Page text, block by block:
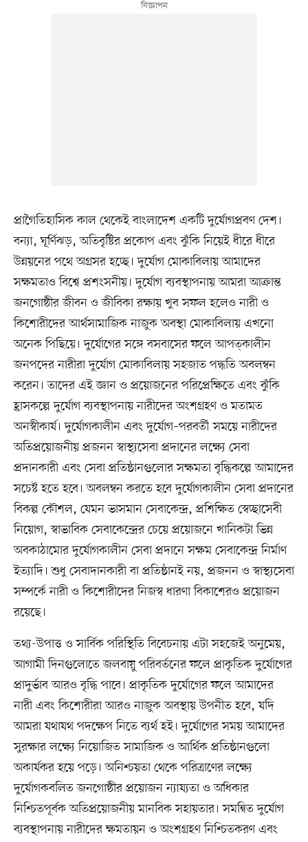
প্রাগৈতিহাসিক কাল থেকেই বাংলাদেশ একটি দুর্যোগপ্রবণ দেশ।
বন্যা, ঘূর্ণিঝড়, অতিবৃষ্টির প্রকোপ এবং ঝুঁকি নিয়েই ধীরে ধীরে
উন্নয়নের পথে অগ্রসর হচ্ছে। দুর্যোগ মোকাবিলায় আমাদের
সক্ষমতাও বিশ্বে প্রশংসনীয়। দুর্যোগ ব্যবস্থাপনায় আমরা আক্রান্ত
জনগোষ্ঠীর জীবন ও জীবিকা রক্ষায় খুব সফল হলেও নারী ও
কিশোরীদের আর্থসামাজিক নাজুক অবস্থা মোকাবিলায় এখনো
অনেক পিছিয়ে। দুর্যোগের সঙ্গে বসবাসের ফলে আপত্কালীন
জনপদের নারীরা দুর্যোগ মোকাবিলায় সহজাত পদ্ধতি অবলম্বন
করেন। তাদের এই জ্ঞান ও প্রয়োজনের পরিপ্রেক্ষিতে এবং ঝুঁকি
হ্রাসকল্পে দুর্যোগ ব্যবস্থাপনায় নারীদের অংশগ্রহণ ও মতামত
অনস্বীকার্য। দুর্যোগকালীন এবং দুর্যোগ–পরবর্তী সময়ে নারীদের
অতিপ্রয়োজনীয় প্রজনন স্বাস্থ্যসেবা প্রদানের লক্ষ্যে সেবা
প্রদানকারী এবং সেবা প্রতিষ্ঠানগুলোর সক্ষমতা বৃদ্ধিকল্পে আমাদের
সচেষ্ট হতে হবে। অবলম্বন করতে হবে দুর্যোগকালীন সেবা প্রদানের
বিকল্প কৌশল, যেমন ভাসমান সেবাকেন্দ্র, প্রশিক্ষিত স্বেচ্ছাসেবী
নিয়োগ, স্বাভাবিক সেবাকেন্দ্রের চেয়ে প্রয়োজনে খানিকটা ভিন্ন
অবকাঠামোর দুর্যোগকালীন সেবা প্রদানে সক্ষম সেবাকেন্দ্র নির্মাণ
ইত্যাদি। শুধু সেবাদানকারী বা প্রতিষ্ঠানই নয়, প্রজনন ও স্বাস্থ্যসেবা
সম্পর্কে নারী ও কিশোরীদের নিজস্ব ধারণা বিকাশেরও প্রয়োজন
রয়েছে।
তথ্য-উপাত্ত ও সার্বিক পরিস্থিতি বিবেচনায় এটা সহজেই অনুমেয়,
আগামী দিনগুলোতে জলবায়ু পরিবর্তনের ফলে প্রাকৃতিক দুর্যোগের
প্রাদুর্ভাব আরও বৃদ্ধি পাবে। প্রাকৃতিক দুর্যোগের ফলে আমাদের
নারী এবং কিশোরীরা আরও নাজুক অবস্থায় উপনীত হবে, যদি
আমরা যথাযথ পদক্ষেপ নিতে ব্যর্থ হই। দুর্যোগের সময় আমাদের
সুরক্ষার লক্ষ্যে নিয়োজিত সামাজিক ও আর্থিক প্রতিষ্ঠানগুলো
অকার্যকর হয়ে পড়ে। অনিশ্চয়তা থেকে পরিত্রাণের লক্ষ্যে
দুর্যোগকবলিত জনগোষ্ঠীর প্রয়োজন ন্যায্যতা ও অধিকার
নিশ্চিতপূর্বক অতিপ্রয়োজনীয় মানবিক সহায়তার। সমন্বিত দুর্যোগ
ব্যবস্থাপনায় নারীদের ক্ষমতায়ন ও অংশগ্রহণ নিশ্চিতকরণ এবং